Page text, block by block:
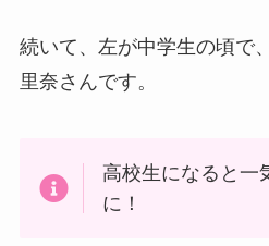
続いて、左が中学生の頃で
里奈さんです。
高校生になると一
に！